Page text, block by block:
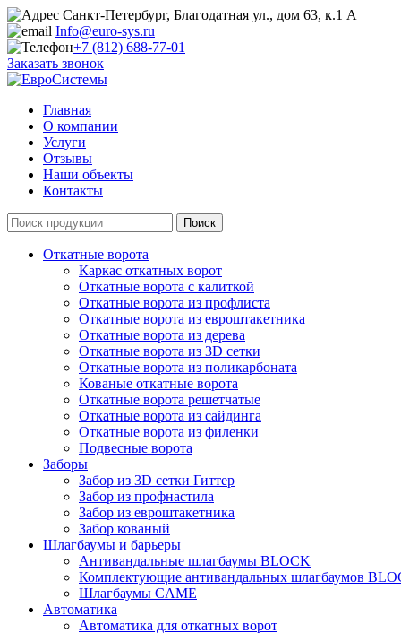
Санкт-Петербург, Благодатная ул., дом 63, к.1 А
Info@euro-sys.ru
+7 (812) 688-77-01
Заказать звонок
Главная
О компании
Услуги
Отзывы
Наши объекты
Контакты
Откатные ворота
Каркас откатных ворот
Откатные ворота с калиткой
Откатные ворота из профлиста
Откатные ворота из евроштакетника
Откатные ворота из дерева
Откатные ворота из 3D сетки
Откатные ворота из поликарбоната
Кованые откатные ворота
Откатные ворота решетчатые
Откатные ворота из сайдинга
Откатные ворота из филенки
Подвесные ворота
Заборы
Забор из 3D сетки Гиттер
Забор из профнастила
Забор из евроштакетника
Забор кованый
Шлагбаумы и барьеры
Антивандальные шлагбаумы BLOCK
Комплектующие антивандальных шлагбаумов
Шлагбаумы CAME
Автоматика
Автоматика для откатных ворот